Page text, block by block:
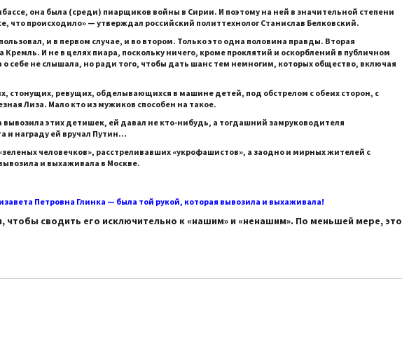
она была (среди) пиарщиков войны в Сирии. И поэтому на ней в значительной степени
что происходило» — утверждал российский политтехнолог Станислав Белковский.
и в первом случае, и во втором. Только это одна половина правды. Вторая
Кремль. И не в целях пиара, поскольку ничего, кроме проклятий и оскорблений в публичном
о себе не слышала, но ради того, чтобы дать шанс тем немногим, которых общество, включая
стонущих, ревущих, обделывающихся в машине детей, под обстрелом с обеих сторон, с
Лиза. Мало кто из мужиков способен на такое.
этих детишек, ей давал не кто-нибудь, а тогдашний замруководителя
и награду ей вручал Путин…
человечков», расстреливавших «укрофашистов», а заодно и мирных жителей с
и выхаживала в Москве.
Петровна Глинка — была той рукой, которая вывозила и выхаживала!
сводить его исключительно к «нашим» и «ненашим». По меньшей мере, это